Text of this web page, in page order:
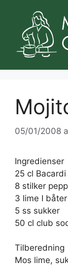
innhold
05/01/2008
Ingredienser
25 cl
8 stilker
3 lime I båter
5 ss sukker
50 cl club
Tilberedning
Mos lime,